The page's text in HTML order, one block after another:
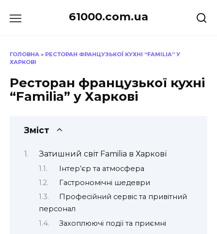
до
61000.com.ua
ГОЛОВНА » РЕСТОРАН ФРАНЦУЗЬКОЇ КУХНІ “FAMILIA” У
ХАРКОВІ
Ресторан французької кухні
“Familia” у Харкові
Зміст
Затишний світ Familia в Харкові
Інтер’єр та атмосфера
Гастрономічні шедеври
Професійний сервіс та привітний
персонал
Захоплюючі події та приємні